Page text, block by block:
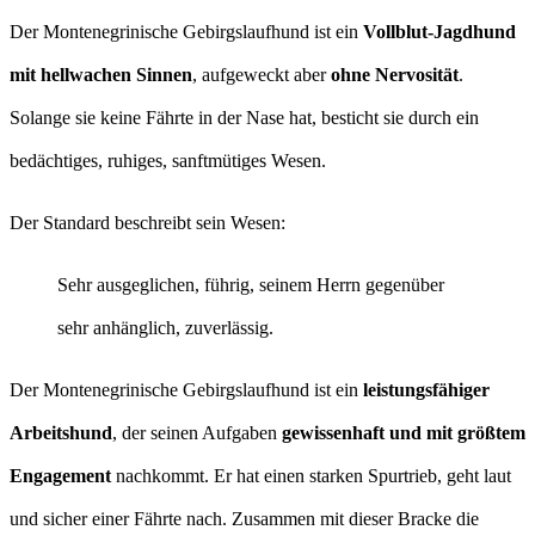
Der Montenegrinische Gebirgslaufhund ist ein Vollblut-Jagdhund
mit hellwachen Sinnen, aufgeweckt aberohne Nervosität.
Solange sie keine Fährte in der Nase hat, besticht sie durch ein
bedächtiges, ruhiges, sanftmütiges Wesen.
Der Standard beschreibt sein Wesen:
Sehr ausgeglichen, führig, seinem Herrn gegenüber
sehr anhänglich, zuverlässig.
Der Montenegrinische Gebirgslaufhund ist ein leistungsfähiger
Arbeitshund, der seinen Aufgaben gewissenhaft und mit größtem
Engagement nachkommt. Er hat einen starken Spurtrieb, geht laut
und sicher einer Fährte nach. Zusammen mit dieser Bracke die